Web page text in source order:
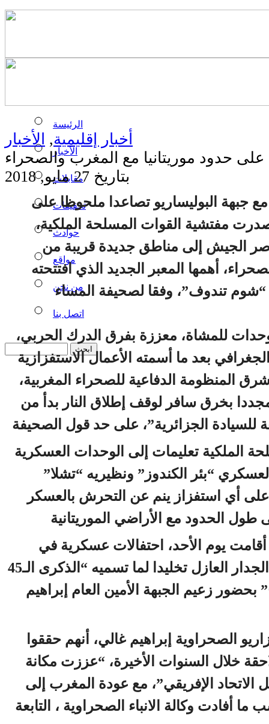
الرئيسة
الأخبار
مقابلات
تحقيقات
حوادث
مواقع
من نحن
اتصل بنا
أخبار إقليمية, الأخبار
بتاريخ 27 مايو, 2018
مع جبهة البوليساريو تصاعدا ملحوظا على
مفتشية القوات المسلحة الملكية،
الجيش إلى مناطق جديدة قريبة من
أهمها المعبر الجديد الذي افتتحته
تندوف”، وفقا لصحيفة المساء
للمشاة، معززة بفرق الدرك الحربي،
بعد ما أسمته الأعمال الاستفزازية
المنظومة الدفاعية للصحراء المغربية،
بخرق سافر لوقف إطلاق النار بدأ من
الملكية تعليمات إلى الوحدات العسكرية
“بئر الكندوز” ونظيريه “تشلا”
أي استفزاز ينم عن التحرش بالعسكر
أقامت يوم الأحد، احتفالات عسكرية في
منطقة تفاريتي شرق الجدار العازل تخليدا لما تسميه “الذكرى الـ45
بحضور زعيم الجبهة الأمين العام إبراهيم
الصحراوية إبراهيم غالي، أنهم حققوا
خلال السنوات الأخيرة، “عززت مكانة
الاتحاد الإفريقي”، مع عودة المغرب إلى
ما أفادت وكالة الانباء الصحراوية ، التابعة